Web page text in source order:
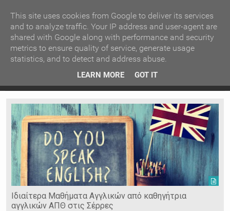
Ιερόσυλοι έκλεψαν τάματα από Ιερό Ναό στις Σέρρες
Ιδιαίτερα Μαθήματα Αγγλικών από καθηγήτρια
αγγλικών ΑΠΘ στις Σέρρες
ΚΕΝΤΡΙΚΗ ΑΝΑ ΚΑΤΗΓΟΡΙΑ
ΕΙΔΗΣΕΙΣ ΑΝΑ ΠΕΡΙΟΧΗ
ΠΡΟΣΦΑΤΑ ΝΕΑ
Ν. ΣΕΡΡΩΝ Η ΓΗ ΜΑΣ
ΤΥΧΑΙΕΣ ΑΝΑΡΤΗΣΕΙΣ/ΑΡΘΡΑ
Serres Racing Circuit
Panserraikos FC
Ikaroi B.C.
This site uses cookies from Google to deliver its services
and to analyze traffic. Your IP address and user-agent are
shared with Google along with performance and security
metrics to ensure quality of service, generate usage
statistics, and to detect and address abuse.
LEARN MORE GOT IT